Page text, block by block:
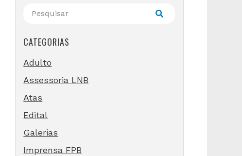
CATEGORIAS
Adulto
Assessoria LNB
Atas
Edital
Galerias
Imprensa FPB